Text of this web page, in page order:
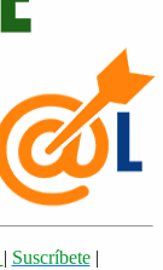
| Suscríbete|